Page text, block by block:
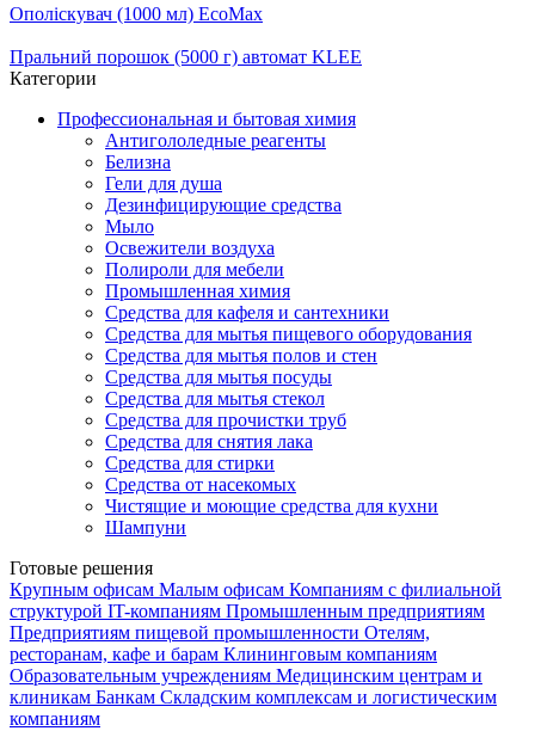
Ополіскувач (1000 мл) EcoMax
Пральний порошок (5000 г) автомат KLEE
Категории
Профессиональная и бытовая химия
Антигололедные реагенты
Белизна
Гели для душа
Дезинфицирующие средства
Мыло
Освежители воздуха
Полироли для мебели
Промышленная химия
Средства для кафеля и сантехники
Средства для мытья пищевого оборудования
Средства для мытья полов и стен
Средства для мытья посуды
Средства для мытья стекол
Средства для прочистки труб
Средства для снятия лака
Средства для стирки
Средства от насекомых
Чистящие и моющие средства для кухни
Шампуни
Готовые решения
Крупным офисам Малым офисам Компаниям с филиальной
структурой IT-компаниям Промышленным предприятиям
Предприятиям пищевой промышленности Отелям,
ресторанам, кафе и барам Клининговым компаниям
Образовательным учреждениям Медицинским центрам и
клиникам Банкам Складским комплексам и логистическим
компаниям